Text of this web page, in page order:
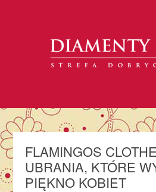
FLAMINGOS
UBRANIA, KTÓRE
PIĘKNO KOBIET